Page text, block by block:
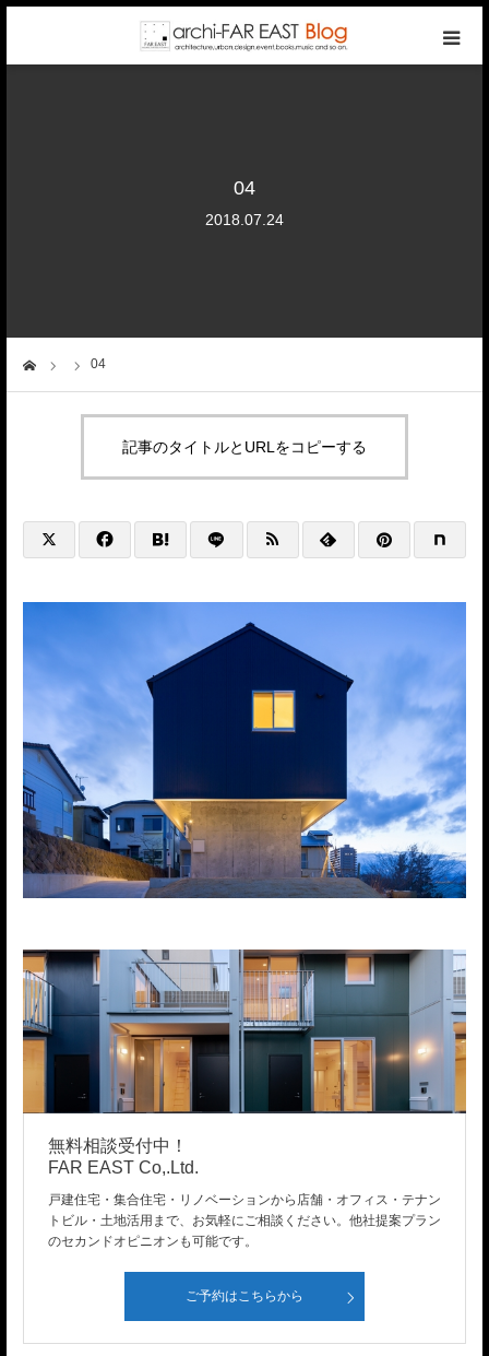
04
2018.07.24
04
記事のタイトルとURLをコピーする
無料相談受付中！
FAR EAST Co,.Ltd.
戸建住宅・集合住宅・リノベーションから店舗・オフィス・テナン
トビル・土地活用まで、お気軽にご相談ください。他社提案プラン
のセカンドオピニオンも可能です。
ご予約はこちらから
company
@HP+SNS